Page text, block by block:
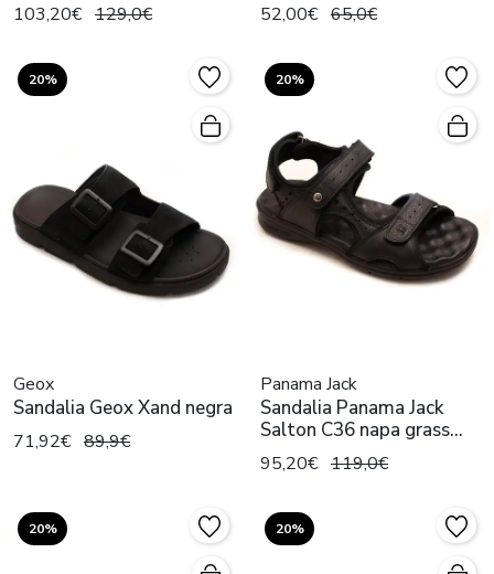
103,20€ 129,0€ 52,00€ 65,0€
20%
Geox
Sandalia Geox Xand negra
71,92€ 89,9€
20%
Panama Jack
Sandalia Panama Jack
Salton C36 napa grass
negro
95,20€ 119,0€
20% 20%